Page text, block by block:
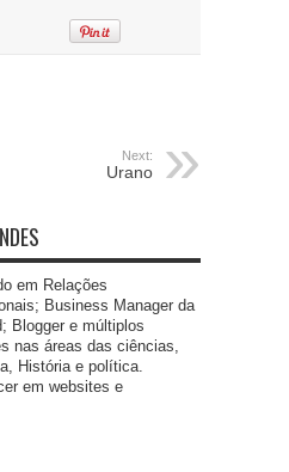
Next:
Urano
em Relações
Business Manager da
Blogger e múltiplos
nas áreas das ciências,
História e política.
em websites e